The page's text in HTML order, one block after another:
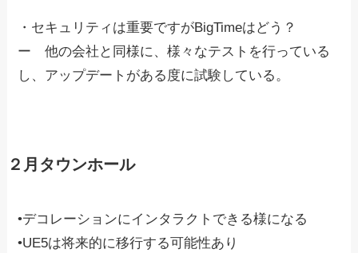
・セキュリティは重要ですがBigTimeはどう？
ー 他の会社と同様に、様々なテストを行っている
し、アップデートがある度に試験している。
２月タウンホール
•デコレーションにインタラクトできる様になる
•UE5は将来的に移行する可能性あり